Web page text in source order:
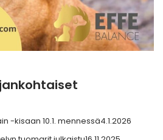
-kisaan 10.1. mennessä4.1.2026